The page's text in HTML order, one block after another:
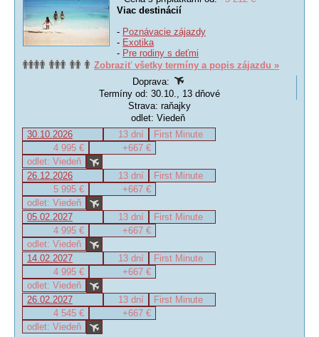
Viac destinácií
- Poznávacie zájazdy
- Exotika
- Pre rodiny s deťmi
Zobraziť všetky termíny a popis zájazdu »
Doprava:
Termíny od: 30.10., 13 dňové
Strava: raňajky
odlet: Viedeň
30.10.2026
13 dní
First Minute
4 995 €
+667 €
odlet: Viedeň
26.12.2026
13 dní
First Minute
5 995 €
+667 €
odlet: Viedeň
05.02.2027
13 dní
First Minute
4 995 €
+667 €
odlet: Viedeň
14.02.2027
13 dní
First Minute
4 995 €
+667 €
odlet: Viedeň
26.02.2027
13 dní
First Minute
4 545 €
+667 €
odlet: Viedeň